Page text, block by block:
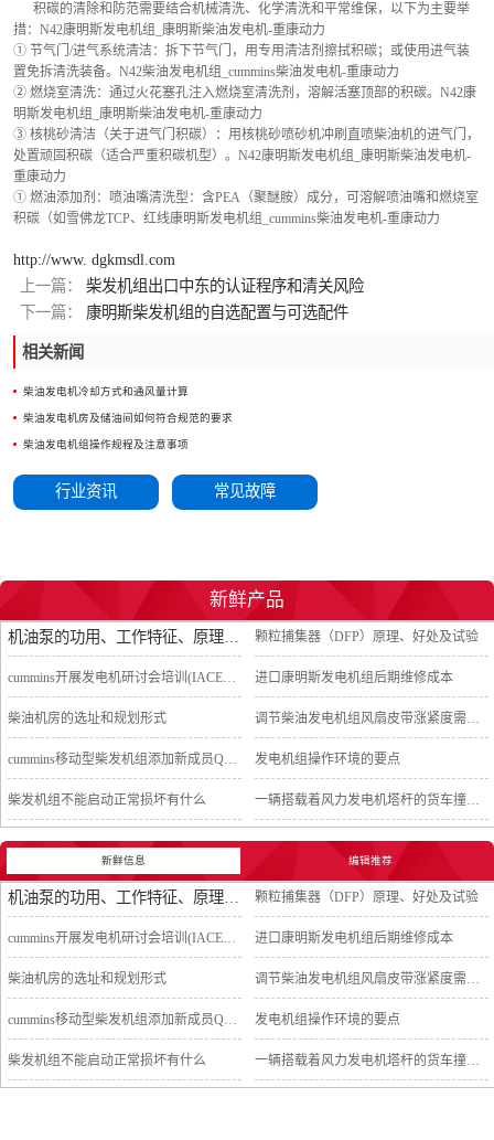
积碳的清除和防范需要结合机械清洗、化学清洗和平常维保，以下为主要举
措：N42康明斯发电机组_康明斯柴油发电机-重康动力
① 节气门/进气系统清洁：拆下节气门，用专用清洁剂擦拭积碳；或使用进气装
置免拆清洗装备。N42柴油发电机组_cummins柴油发电机-重康动力
② 燃烧室清洗：通过火花塞孔注入燃烧室清洗剂，溶解活塞顶部的积碳。N42康
明斯发电机组_康明斯柴油发电机-重康动力
③ 核桃砂清洁（关于进气门积碳）：用核桃砂喷砂机冲刷直喷柴油机的进气门，
处置顽固积碳（适合严重积碳机型）。N42康明斯发电机组_康明斯柴油发电机-
重康动力
① 燃油添加剂：喷油嘴清洗型：含PEA（聚醚胺）成分，可溶解喷油嘴和燃烧室
积碳（如雪佛龙TCP、红线康明斯发电机组_cummins柴油发电机-重康动力
http://www. dgkmsdl.com
上一篇：
柴发机组出口中东的认证程序和清关风险
下一篇：
康明斯柴发机组的自选配置与可选配件
相关新闻
柴油发电机冷却方式和通风量计算
柴油发电机房及储油间如何符合规范的要求
柴油发电机组操作规程及注意事项
行业资讯 常见故障
新鲜产品
颗粒捕集器（DFP）原理、好处及试验
cummins开展发电机研讨会培训(IACET)认证工作 进口康明斯发电机组后期维修成本
柴油机房的选址和规划形式 调节柴油发电机组风扇皮带涨紧度需要注意哪些
cummins移动型柴发机组添加新成员QSB5-G11系列 发电机组操作环境的要点
柴发机组不能启动正常损坏有什么 一辆搭载着风力发电机塔杆的货车撞上车行天桥导致道路交通中断
新鲜信息 编辑推荐
颗粒捕集器（DFP）原理、好处及试验
cummins开展发电机研讨会培训(IACET)认证工作 进口康明斯发电机组后期维修成本
柴油机房的选址和规划形式 调节柴油发电机组风扇皮带涨紧度需要注意哪些
cummins移动型柴发机组添加新成员QSB5-G11系列 发电机组操作环境的要点
柴发机组不能启动正常损坏有什么 一辆搭载着风力发电机塔杆的货车撞上车行天桥导致道路交通中断